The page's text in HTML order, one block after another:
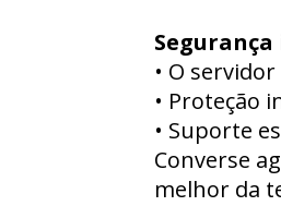
• O
• Proteção
• Suporte
Converse
melhor da